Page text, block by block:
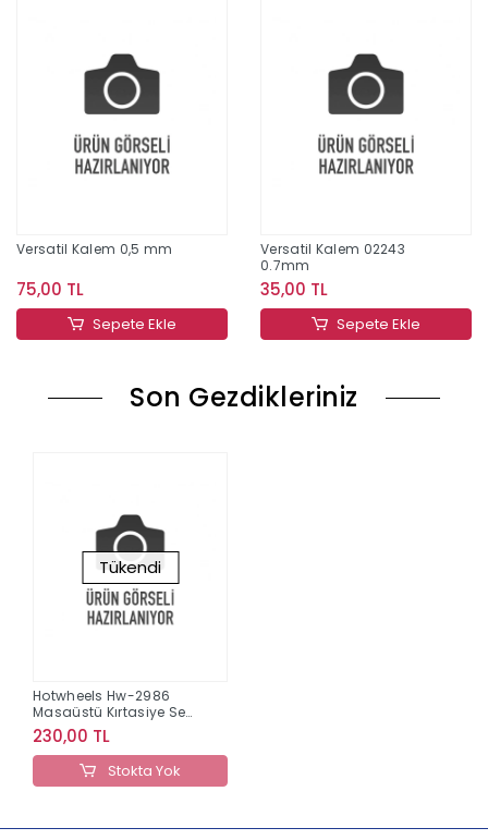
Versatil Kalem 0,5 mm
75,00 TL
Sepete Ekle
Versatil Kalem 02243
0.7mm
35,00 TL
Sepete Ekle
Son Gezdikleriniz
Tükendi
Hotwheels Hw-2986
Masaüstü Kırtasiye Seti
12/96
230,00 TL
Stokta Yok